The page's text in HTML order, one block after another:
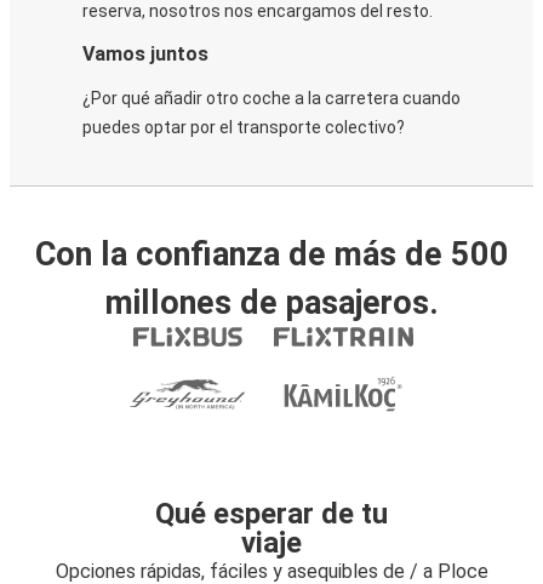
reserva, nosotros nos encargamos del resto.
Vamos juntos
¿Por qué añadir otro coche a la carretera cuando
puedes optar por el transporte colectivo?
Con la confianza de más de 500
millones de pasajeros.
Qué esperar de tu
viaje
Opciones rápidas, fáciles y asequibles de / a Ploce